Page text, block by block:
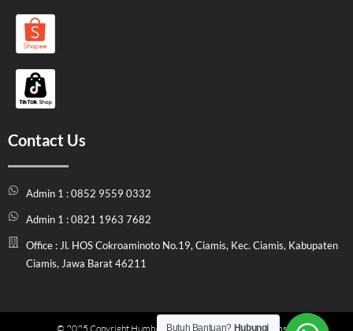
Contact Us
Admin 1 : 0852 9559 0332
Admin 1 : 0821 1963 7682
Office : Jl. HOS Cokroaminoto No.19, Ciamis, Kec. Ciamis, Kabupaten
Ciamis, Jawa Barat 46211
© 2025 Copyright Humbel Store Indonesia | Official Website
Butuh Bantuan? Hubungi